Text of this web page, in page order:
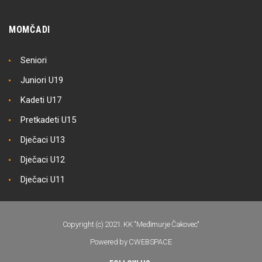
MOMČADI
Seniori
Juniori U19
Kadeti U17
Pretkadeti U15
Dječaci U13
Dječaci U12
Dječaci U11
Copyright (c) 2021. KK "Međimurje Čakovec"
Powered by CWEBSPACE